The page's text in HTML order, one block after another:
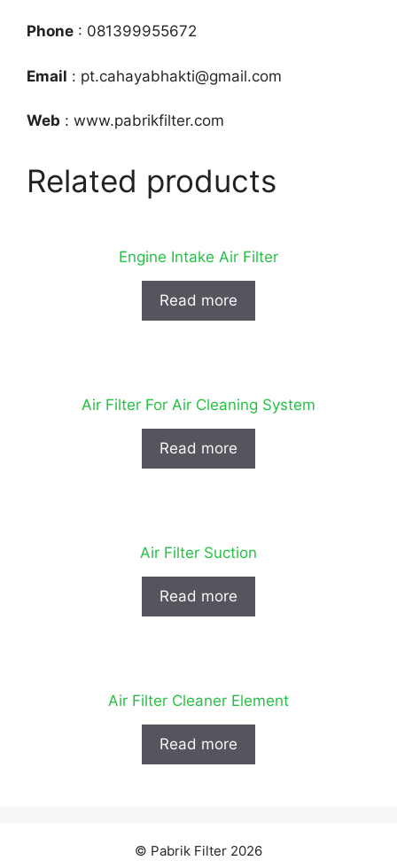
Phone : 081399955672
Email : pt.cahayabhakti@gmail.com
Web : www.pabrikfilter.com
Related products
Engine Intake Air Filter
Read more
Air Filter For Air Cleaning System
Read more
Air Filter Suction
Read more
Air Filter Cleaner Element
Read more
© Pabrik Filter 2026